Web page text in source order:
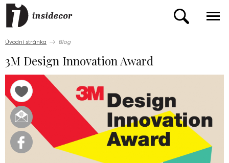
Úvodní stránka Blog
3M Design Innovation Award